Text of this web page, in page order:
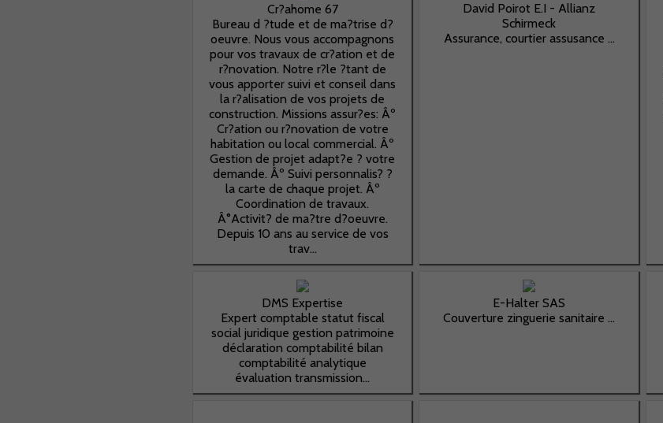
Cr?ahome 67
Bureau d ?tude et de ma?trise d?
oeuvre. Nous vous accompagnons
pour vos travaux de cr?ation et de
r?novation. Notre r?le ?tant de
vous apporter suivi et conseil dans
la r?alisation de vos projets de
construction. Missions assur?es: Âº
Cr?ation ou r?novation de votre
habitation ou local commercial. Âº
Gestion de projet adapt?e ? votre
demande. Âº Suivi personnalis? ?
la carte de chaque projet. Âº
Coordination de travaux.
Â°Activit? de ma?tre d?oeuvre.
Depuis 10 ans au service de vos
trav...
David Poirot E.I - Allianz
Schirmeck
Assurance, courtier assusance ...
DMS Expertise
Expert comptable statut fiscal
social juridique gestion patrimoine
déclaration comptabilité bilan
comptabilité analytique
évaluation transmission...
E-Halter SAS
Couverture zinguerie sanitaire ...